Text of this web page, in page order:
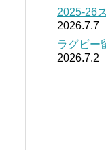
2025-26
2026.7.7
ラグビー
2026.7.2